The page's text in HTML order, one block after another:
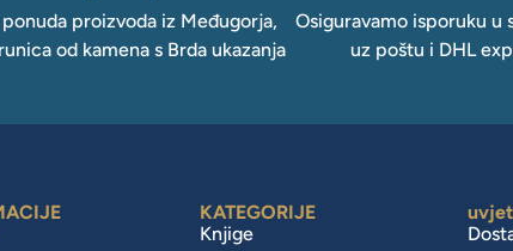
proizvoda iz Međugorja,
od kamena s Brda ukazanja
Osiguravamo isporuku u
uz poštu i DHL
KATEGORIJE
Knjige